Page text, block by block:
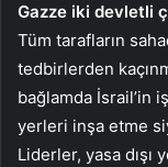
Gazze iki devletli
Tüm tarafların
tedbirlerden
bağlamda İsrail’in
yerleri inşa etme
Liderler, yasa dışı